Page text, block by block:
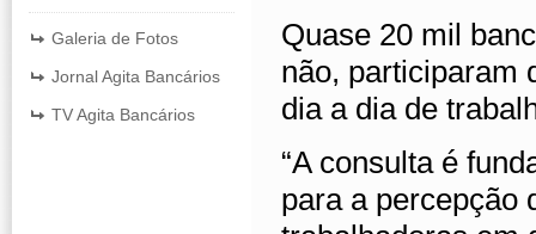
Galeria de Fotos
Jornal Agita Bancários
TV Agita Bancários
Quase 20 mil
não, participaram
dia a dia de
“A consulta é
para a percepção